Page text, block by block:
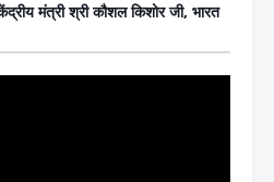
मंत्री श्री कौशल किशोर जी, भारत